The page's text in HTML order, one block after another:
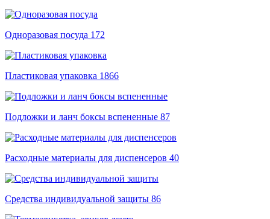
Одноразовая посуда 172
Пластиковая упаковка 1866
Подложки и ланч боксы вспененные 87
Расходные материалы для диспенсеров 40
Средства индивидуальной защиты 86